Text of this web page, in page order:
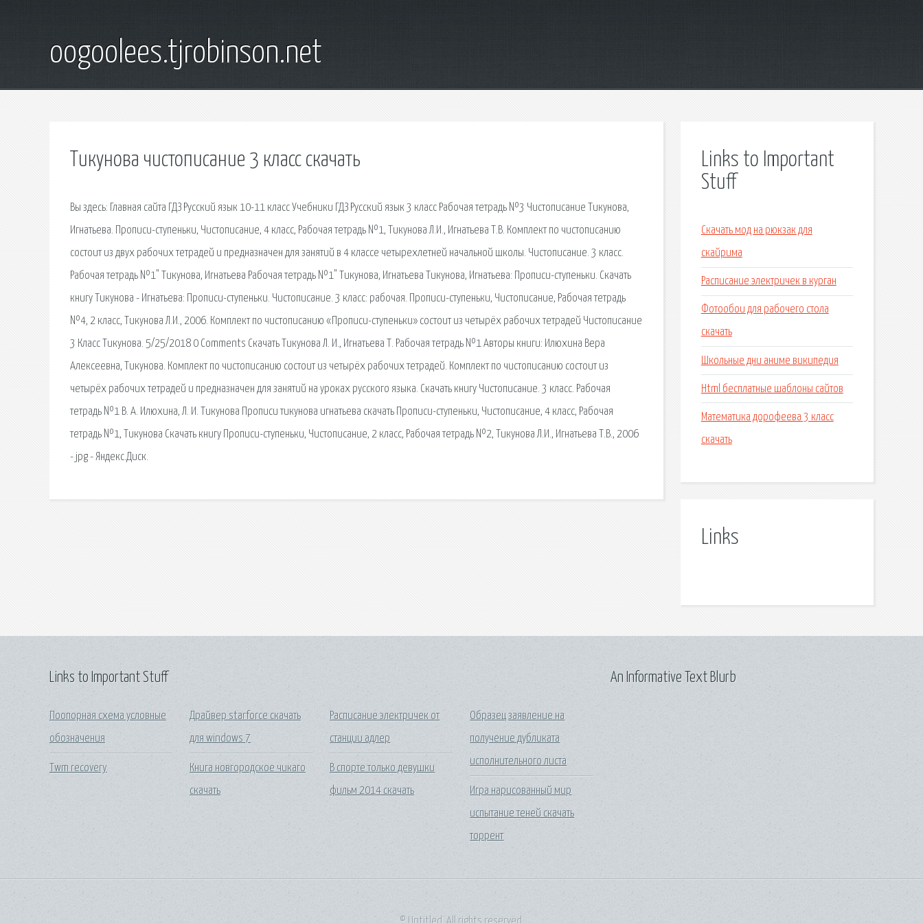
oogoolees.tjrobinson.net
Тикунова чистописание 3 класс скачать
Вы здесь: Главная сайта ГДЗ Русский язык 10-11 класс Учебники ГДЗ Русский язык 3 класс Рабочая тетрадь №3 Чистописание Тикунова,
Игнатьева. Прописи-ступеньки, Чистописание, 4 класс, Рабочая тетрадь №1, Тикунова Л.И., Игнатьева Т.В. Комплект по чистописанию
состоит из двух рабочих тетрадей и предназначен для занятий в 4 классе четырехлетней начальной школы. Чистописание. 3 класс.
Рабочая тетрадь №1" Тикунова, Игнатьева Рабочая тетрадь №1" Тикунова, Игнатьева Тикунова, Игнатьева: Прописи-ступеньки. Скачать
книгу Тикунова - Игнатьева: Прописи-ступеньки. Чистописание. 3 класс: рабочая. Прописи-ступеньки, Чистописание, Рабочая тетрадь
№4, 2 класс, Тикунова Л.И., 2006. Комплект по чистописанию «Прописи-ступеньки» состоит из четырёх рабочих тетрадей Чистописание
3 Класс Тикунова. 5/25/2018 0 Comments Скачать Тикунова Л. И., Игнатьева Т. Рабочая тетрадь №1 Авторы книги: Илюхина Вера
Алексеевна, Тикунова. Комплект по чистописанию состоит из четырёх рабочих тетрадей. Комплект по чистописанию состоит из
четырёх рабочих тетрадей и предназначен для занятий на уроках русского языка. Скачать книгу Чистописание. 3 класс. Рабочая
тетрадь №1 В. А. Илюхина, Л. И. Тикунова Прописи тикунова игнатьева скачать Прописи-ступеньки, Чистописание, 4 класс, Рабочая
тетрадь №1, Тикунова Скачать книгу Прописи-ступеньки, Чистописание, 2 класс, Рабочая тетрадь №2, Тикунова Л.И., Игнатьева Т.В., 2006
- jpg - Яндекс.Диск.
Links to Important
Stuff
Скачать мод на рюкзак для
скайрима
Расписание электричек в курган
Фотообои для рабочего стола
скачать
Школьные дни аниме википедия
Html бесплатные шаблоны сайтов
Математика дорофеева 3 класс
скачать
Links
Links to Important Stuff
Поопорная схема условные
обозначения
Twm recovery
Драйвер starforce скачать
для windows 7
Книга новгородское чикаго
скачать
Расписание электричек от
станции адлер
В спорте только девушки
фильм 2014 скачать
Образец заявление на
получение дубликата
исполнительного листа
Игра нарисованный мир
испытание теней скачать
торрент
An Informative Text Blurb